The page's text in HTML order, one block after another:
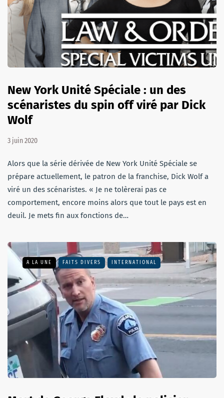
New York Unité Spéciale : un des
scénaristes du spin off viré par Dick
Wolf
3 juin 2020
Alors que la série dérivée de New York Unité Spéciale se
prépare actuellement, le patron de la franchise, Dick Wolf a
viré un des scénaristes. « Je ne tolèrerai pas ce
comportement, encore moins alors que tout le pays est en
deuil. Je mets fin aux fonctions de…
A LA UNE FAITS DIVERS INTERNATIONAL